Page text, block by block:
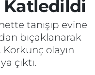
Katledildi
tanışıp evine
bıçaklanarak
olayın
çıktı.